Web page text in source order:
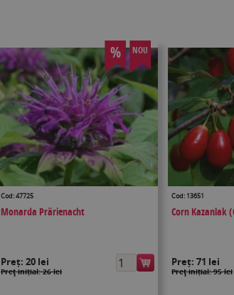
% NOU
Cod: 47725
Monarda Prärienacht
Preț:20 lei
Preţ inițial: 26 lei
Cod: 13651
Corn Kazanlak
Preț:71 lei
Preţ inițial: 95 lei